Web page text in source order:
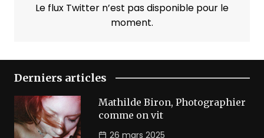
Le flux Twitter n’est pas disponible pour le
moment.
Derniers articles
Mathilde Biron, Photographier
comme on vit
26 mars 2025